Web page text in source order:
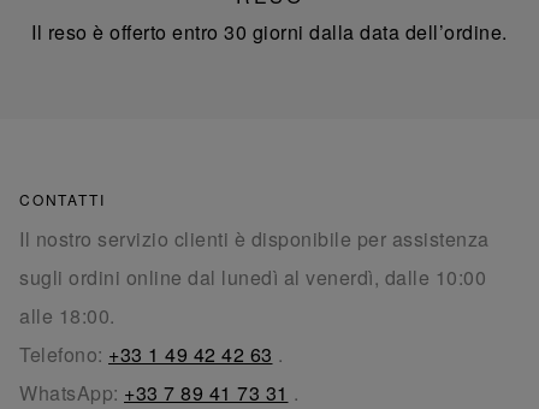
Il reso è offerto entro 30 giorni dalla data dell’ordine.
CONTATTI
Il nostro servizio clienti è disponibile per assistenza
sugli ordini online dal lunedì al venerdì, dalle 10:00
alle 18:00.
Telefono: +33 1 49 42 42 63 .
WhatsApp: +33 7 89 41 73 31 .